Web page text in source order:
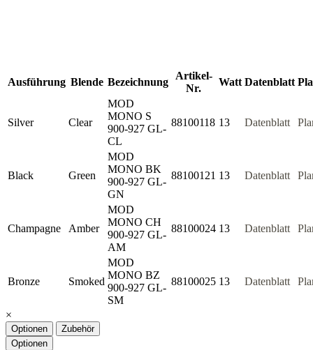
Ausführung Blende Bezeichnung
Artikel-
Nr.
Watt Datenblatt
Silver Clear
MOD
MONO S
900-927 GL-
CL
88100118 13 Datenblatt
Black Green
MOD
MONO BK
900-927 GL-
GN
88100121 13 Datenblatt
Champagne Amber
MOD
MONO CH
900-927 GL-
AM
88100024 13 Datenblatt
Bronze Smoked
MOD
MONO BZ
900-927 GL-
SM
88100025 13 Datenblatt
×
Optionen
Zubehör
Optionen